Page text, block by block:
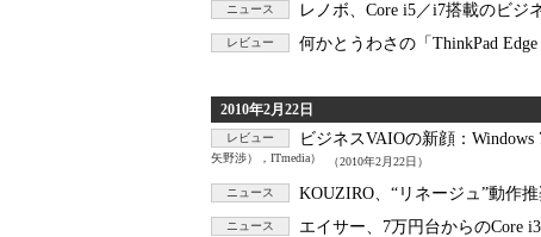
ニュース レノボ、Core i5／i7搭載のビジ
レビュー 何かとうわさの「ThinkPad
2010年2月22日
レビュー ビジネスVAIOの新顔：
矢野渉），ITmedia） （2010年2月22日）
ニュース KOUZIRO、“リネージュ”動作
ニュース エイサー、7万円台からのCore